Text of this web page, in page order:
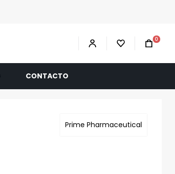
0
CONTACTO
Prime Pharmaceutical